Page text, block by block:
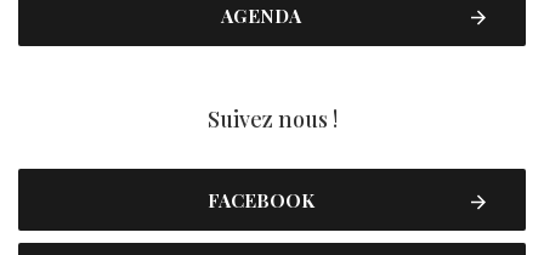
AGENDA
Suivez nous !
FACEBOOK